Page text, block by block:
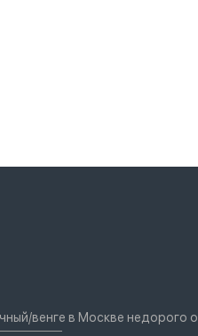
венге в Москве недорого